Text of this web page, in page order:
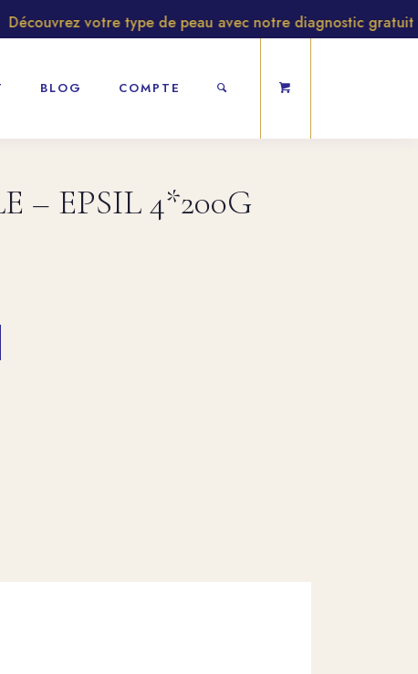
votre type de peau avec notre diagnostic gratuit
BLOG COMPTE
– EPSIL 4*200G